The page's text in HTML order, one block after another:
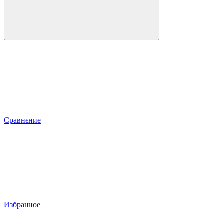
Сравнение
Избранное